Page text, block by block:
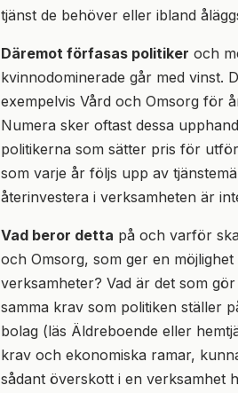
tjänst de behöver eller ibland
Däremot förfasas politiker och
kvinnodominerade går med vinst.
exempelvis Vård och Omsorg för
Numera sker oftast dessa
politikerna som sätter pris för
som varje år följs upp av
återinvestera i verksamheten är
Vad beror detta på och varför
och Omsorg, som ger en
verksamheter? Vad är det som
samma krav som politiken ställer
bolag (läs Äldreboende eller
krav och ekonomiska ramar,
sådant överskott i en verksamhet